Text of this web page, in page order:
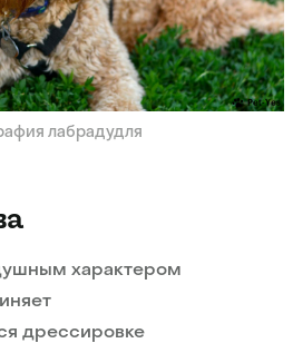
лабрадудля
характером
дрессировке